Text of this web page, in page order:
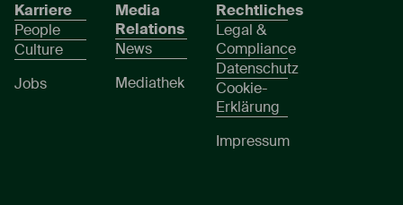
Karriere
People
Culture
Jobs
Media
Relations
News
Mediathek
Rechtliches
Legal &
Compliance
Datenschutz
Cookie-
Erklärung
Impressum